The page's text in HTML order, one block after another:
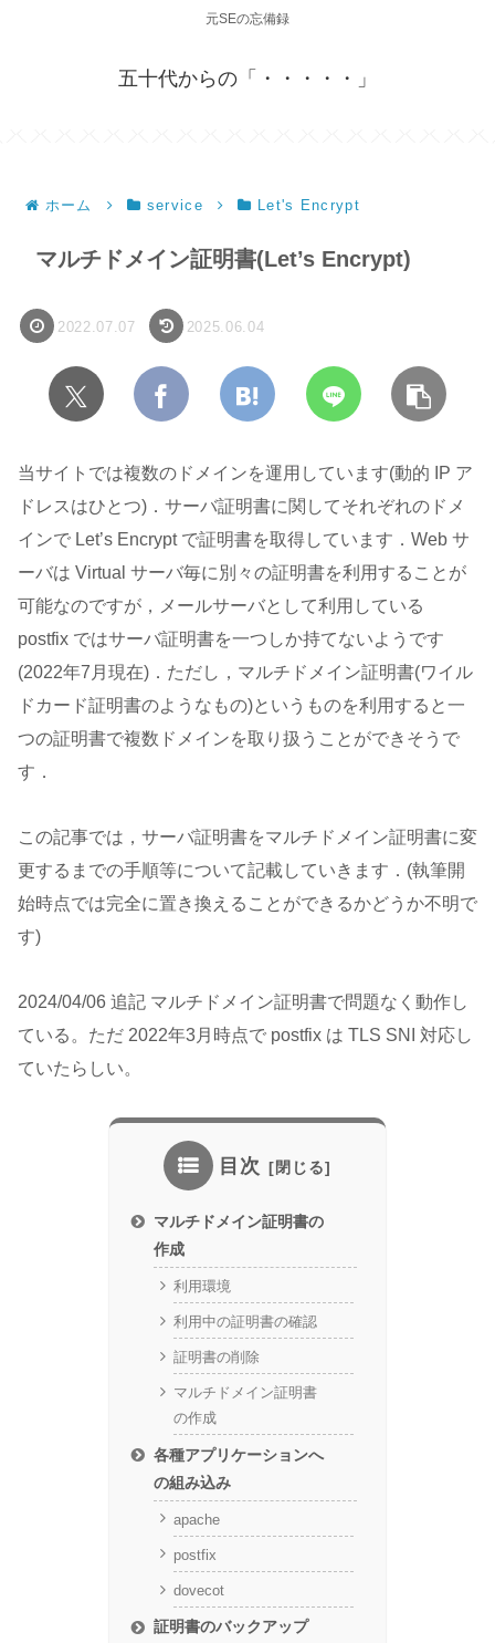
元SEの忘備録
五十代からの「・・・・・」
ホーム service Let's Encrypt
マルチドメイン証明書(Let’s Encrypt)
2022.07.07 2025.06.04
当サイトでは複数のドメインを運用しています(動的 IP ア
ドレスはひとつ)．サーバ証明書に関してそれぞれのドメ
インで Let’s Encrypt で証明書を取得しています．Web サ
ーバは Virtual サーバ毎に別々の証明書を利用することが
可能なのですが，メールサーバとして利用している
postfix ではサーバ証明書を一つしか持てないようです
(2022年7月現在)．ただし，マルチドメイン証明書(ワイル
ドカード証明書のようなもの)というものを利用すると一
つの証明書で複数ドメインを取り扱うことができそうで
す．
この記事では，サーバ証明書をマルチドメイン証明書に変
更するまでの手順等について記載していきます．(執筆開
始時点では完全に置き換えることができるかどうか不明で
す)
2024/04/06 追記 マルチドメイン証明書で問題なく動作し
ている。ただ 2022年3月時点で postfix は TLS SNI 対応し
ていたらしい。
目次
マルチドメイン証明書の
作成
利用環境
利用中の証明書の確認
証明書の削除
マルチドメイン証明書
の作成
各種アプリケーションへ
の組み込み
apache
postfix
dovecot
証明書のバックアップ